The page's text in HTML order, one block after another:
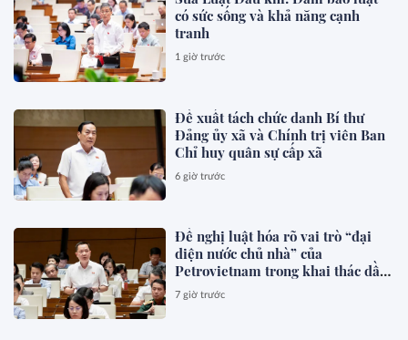
có sức sống và khả năng cạnh
tranh
1 giờ trước
Đề xuất tách chức danh Bí thư
Đảng ủy xã và Chính trị viên Ban
Chỉ huy quân sự cấp xã
6 giờ trước
Đề nghị luật hóa rõ vai trò “đại
diện nước chủ nhà” của
Petrovietnam trong khai thác dầu
khí
7 giờ trước